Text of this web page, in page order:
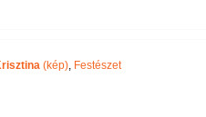
(kép), Festészet